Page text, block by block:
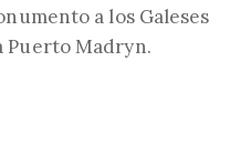
a los Galeses
Puerto Madryn.